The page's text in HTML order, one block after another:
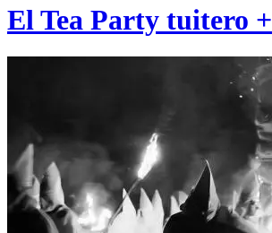
El Tea Party tuitero +